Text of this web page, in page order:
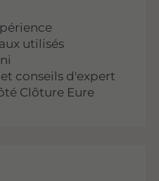
utilisés
conseils d'expert
Clôture Eure